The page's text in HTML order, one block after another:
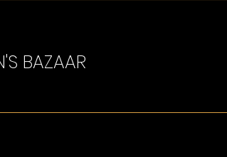
BAZAAR